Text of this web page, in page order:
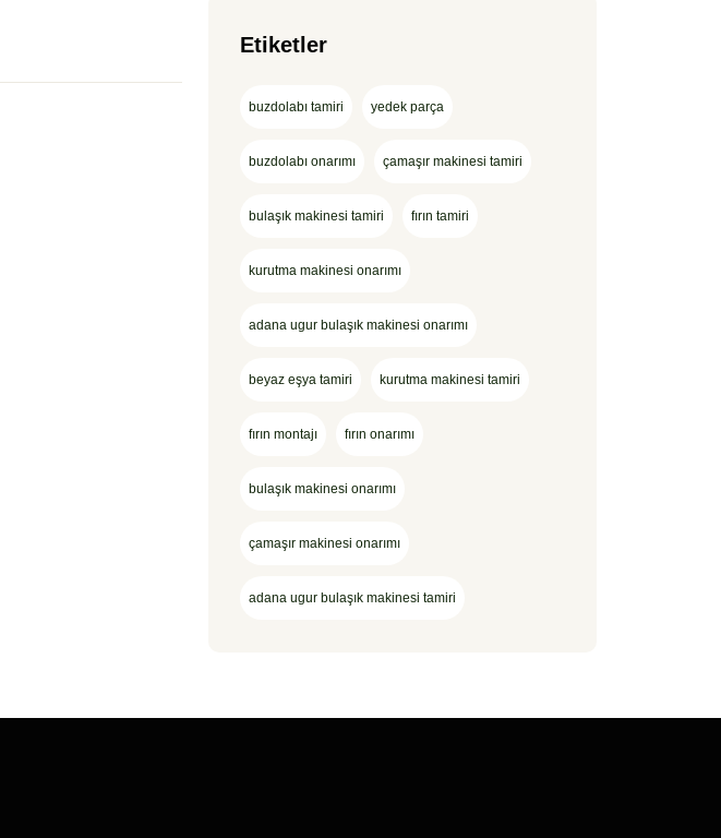
Etiketler
buzdolabı tamiri yedek parça
buzdolabı onarımı çamaşır makinesi tamiri
bulaşık makinesi tamiri fırın tamiri
kurutma makinesi onarımı
adana ugur bulaşık makinesi onarımı
beyaz eşya tamiri kurutma makinesi tamiri
fırın montajı fırın onarımı
bulaşık makinesi onarımı
çamaşır makinesi onarımı
adana ugur bulaşık makinesi tamiri